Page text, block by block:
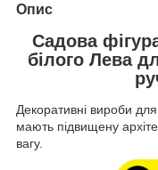
Опис
Садова
білого Лева
Декоративні вироби
мають підвищену
вагу.